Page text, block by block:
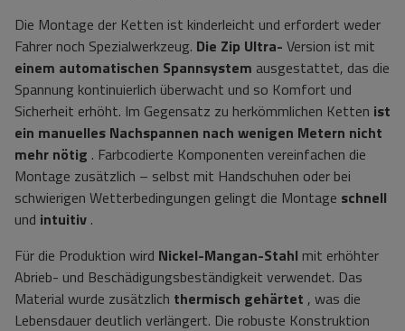
Die Montage der Ketten ist kinderleicht und erfordert weder
Fahrer noch Spezialwerkzeug. Die Zip Ultra- Version ist mit
einem automatischen Spannsystem ausgestattet, das die
Spannung kontinuierlich überwacht und so Komfort und
Sicherheit erhöht. Im Gegensatz zu herkömmlichen Ketten ist
ein manuelles Nachspannen nach wenigen Metern nicht
mehr nötig . Farbcodierte Komponenten vereinfachen die
Montage zusätzlich – selbst mit Handschuhen oder bei
schwierigen Wetterbedingungen gelingt die Montage schnell
und intuitiv .
Für die Produktion wird Nickel-Mangan-Stahl mit erhöhter
Abrieb- und Beschädigungsbeständigkeit verwendet. Das
Material wurde zusätzlich thermisch gehärtet , was die
Lebensdauer deutlich verlängert. Die robuste Konstruktion